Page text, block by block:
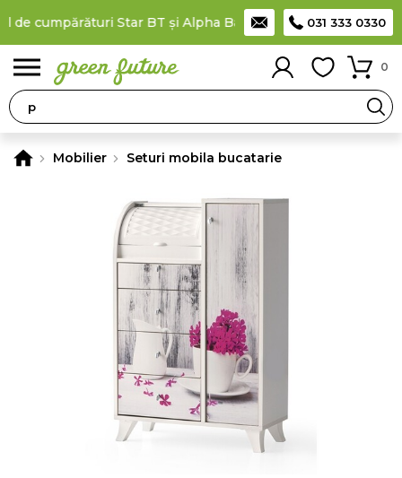
cumpărături Star BT și Alpha Bank Plătești în rateprin
031 333 0330
0
Mobilier Seturi mobila bucatarie